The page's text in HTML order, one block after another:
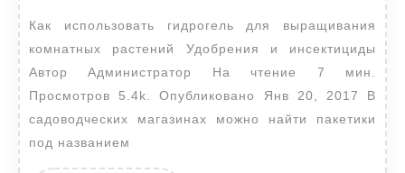
выращивания
комнатных
растений
Как использовать гидрогель для выращивания
комнатных растений Удобрения и инсектициды
Автор Администратор На чтение 7 мин.
Просмотров 5.4k. Опубликовано Янв 20, 2017 В
садоводческих магазинах можно найти пакетики
под названием